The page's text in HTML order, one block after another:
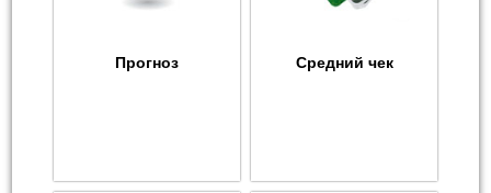
Прогноз Средний чек